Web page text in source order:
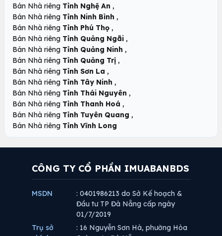
Bán Nhà riêng Tỉnh Nghệ An ,
Bán Nhà riêng Tỉnh Ninh Bình ,
Bán Nhà riêng Tỉnh Phú Thọ ,
Bán Nhà riêng Tỉnh Quảng Ngãi ,
Bán Nhà riêng Tỉnh Quảng Ninh ,
Bán Nhà riêng Tỉnh Quảng Trị ,
Bán Nhà riêng Tỉnh Sơn La ,
Bán Nhà riêng Tỉnh Tây Ninh ,
Bán Nhà riêng Tỉnh Thái Nguyên ,
Bán Nhà riêng Tỉnh Thanh Hoá ,
Bán Nhà riêng Tỉnh Tuyên Quang ,
Bán Nhà riêng Tỉnh Vĩnh Long
CÔNG TY CỔ PHẦN IMUABANBDS
MSDN
: 0401986213 do Sở Kế hoạch &
Đầu tư TP Đà Nẵng cấp ngày
01/7/2019
Trụ sở
: 16 Nguyễn Sơn Hà, phường Hòa